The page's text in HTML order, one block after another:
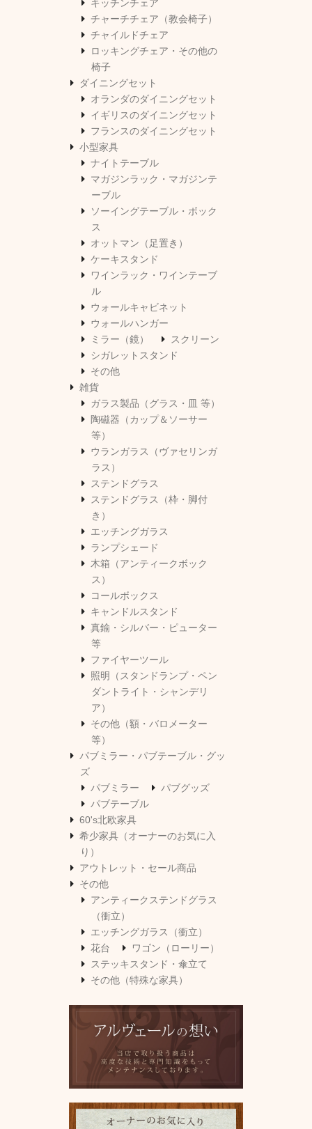
キッチンチェア
チャーチチェア（教会椅子）
チャイルドチェア
ロッキングチェア・その他の
椅子
ダイニングセット
オランダのダイニングセット
イギリスのダイニングセット
フランスのダイニングセット
小型家具
ナイトテーブル
マガジンラック・マガジンテ
ーブル
ソーイングテーブル・ボック
ス
オットマン（足置き）
ケーキスタンド
ワインラック・ワインテーブ
ル
ウォールキャビネット
ウォールハンガー
ミラー（鏡）
スクリーン
シガレットスタンド
その他
雑貨
ガラス製品（グラス・皿 等）
陶磁器（カップ＆ソーサー
等）
ウランガラス（ヴァセリンガ
ラス）
ステンドグラス
ステンドグラス（枠・脚付
き）
エッチングガラス
ランプシェード
木箱（アンティークボック
ス）
コールボックス
キャンドルスタンド
真鍮・シルバー・ピューター
等
ファイヤーツール
照明（スタンドランプ・ペン
ダントライト・シャンデリ
ア）
その他（額・バロメーター
等）
パブミラー・パブテーブル・グッ
ズ
パブミラー
パブグッズ
パブテーブル
60's北欧家具
希少家具（オーナーのお気に入
り）
アウトレット・セール商品
その他
アンティークステンドグラス
（衝立）
エッチングガラス（衝立）
花台
ワゴン（ローリー）
ステッキスタンド・傘立て
その他（特殊な家具）